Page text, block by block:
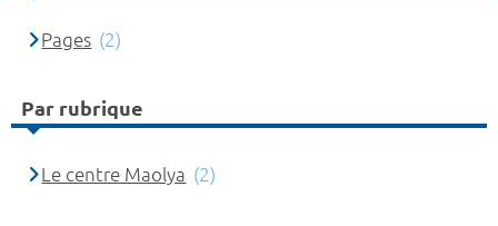
Pages (2)
Par rubrique
Le centre Maolya (2)